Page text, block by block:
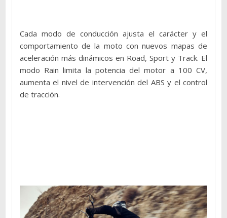
Cada modo de conducción ajusta el carácter y el
comportamiento de la moto con nuevos mapas de
aceleración más dinámicos en Road, Sport y Track. El
modo Rain limita la potencia del motor a 100 CV,
aumenta el nivel de intervención del ABS y el control
de tracción.